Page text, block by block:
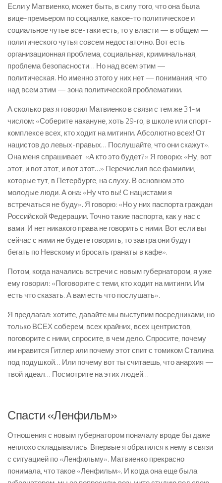
Если у Матвиенко, может быть, в силу того, что она была
вице-премьером по социалке, какое-то политическое и
социальное чутье все-таки есть, то у власти — в общем —
политического чутья совсем недостаточно. Вот есть
организационная проблема, социальная, криминальная,
проблема безопасности… Но над всем этим —
политическая. Но именно этого у них нет — понимания, что
над всем этим — зона политической проблематики.
А сколько раз я говорил Матвиенко в связи с тем же 31-м
числом: «Соберите накануне, хоть 29-го, в школе или спорт-
комплексе всех, кто ходит на митинги. Абсолютно всех! От
нацистов до левых-правых… Послушайте, что они скажут».
Она меня спрашивает: «А кто это будет?» Я говорю: «Ну, вот
этот, и вот этот, и вот этот…» Перечислил все фамилии,
которые тут, в Петербурге, на слуху. В основном это
молодые люди. А она: «Ну что вы! С нацистами я
встречаться не буду». Я говорю: «Но у них паспорта граждан
Российской Федерации. Точно такие паспорта, как у нас с
вами. И нет никакого права не говорить с ними. Вот если вы
сейчас с ними не будете говорить, то завтра они будут
бегать по Невскому и бросать гранаты в кафе».
Потом, когда начались встречи с новым губернатором, я уже
ему говорил: «Поговорите с теми, кто ходит на митинги. Им
есть что сказать. А вам есть что послушать».
Я предлагал: хотите, давайте мы выступим посредниками, но
только ВСЕХ соберем, всех крайних, всех центристов,
поговорите с ними, спросите, в чем дело. Спросите, почему
им нравится Гитлер или почему этот спит с томиком Сталина
под подушкой… Или почему вот ты считаешь, что анархия —
твой идеал… Посмотрите на этих людей…
Спасти «Ленфильм»
Отношения с новым губернатором поначалу вроде бы даже
неплохо складывались. Впервые я обратился к нему в связи
с ситуацией по «Ленфильму». Матвиенко прекрасно
понимала, что такое «Ленфильм». И когда она еще была